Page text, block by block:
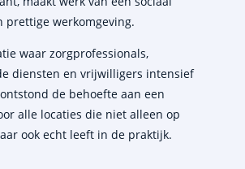
prettige werkomgeving.
waar zorgprofessionals,
diensten en vrijwilligers intensief
de behoefte aan een
alle locaties die niet alleen op
ook echt leeft in de praktijk.